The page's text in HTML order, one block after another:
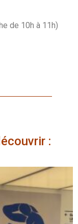
de 10h à 11h)
: